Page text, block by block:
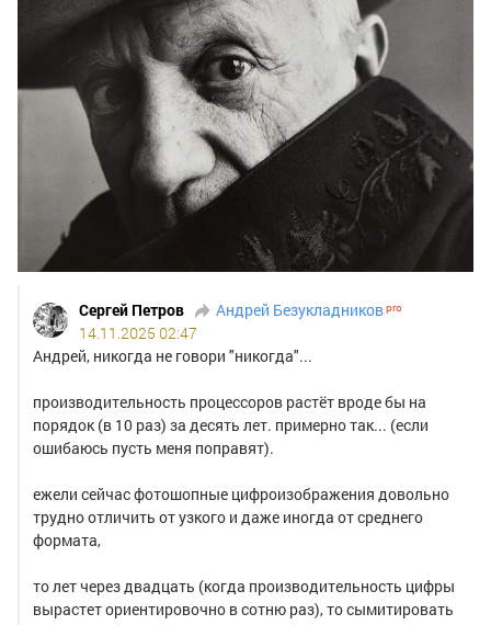
Сергей Петров
Андрей Безукладников
14.11.2025 02:47
Андрей, никогда не говори "никогда"...
производительность процессоров растёт вроде бы на
порядок (в 10 раз) за десять лет. примерно так... (если
ошибаюсь пусть меня поправят).
ежели сейчас фотошопные цифроизображения довольно
трудно отличить от узкого и даже иногда от среднего
формата,
то лет через двадцать (когда производительность цифры
вырастет ориентировочно в сотню раз), то сымитировать